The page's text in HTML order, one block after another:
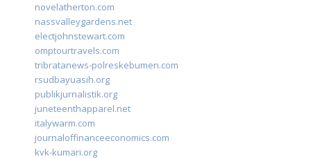
novelatherton.com
nassvalleygardens.net
electjohnstewart.com
omptourtravels.com
tribratanews-polreskebumen.com
rsudbayuasih.org
publikjurnalistik.org
juneteenthapparel.net
italywarm.com
journaloffinanceeconomics.com
kvk-kumari.org